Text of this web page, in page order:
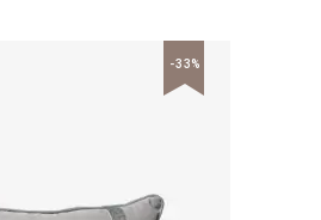
-33%